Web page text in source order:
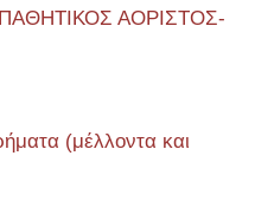
ΑΟΡΙΣΤΟΣ-
(μέλλοντα και